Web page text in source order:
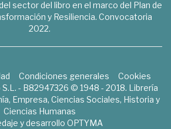
sector del libro en el marco del Plan de
y Resiliencia. Convocatoria
2022.
Condiciones generales
Cookies
- B82947326 © 1948 - 2018. Librería
Empresa, Ciencias Sociales, Historia y
Ciencias Humanas
y desarrollo OPTYMA